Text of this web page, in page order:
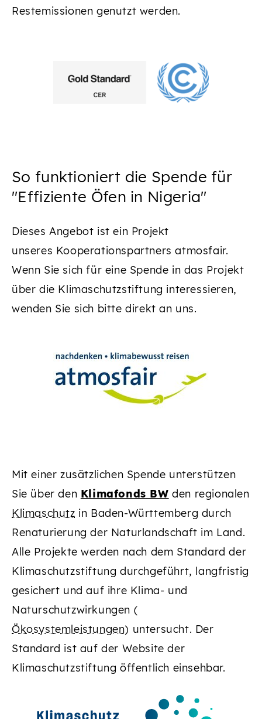
Restemissionen genutzt werden.
So funktioniert die Spende für
"Effiziente Öfen in Nigeria"
Dieses Angebot ist ein Projekt
unseres Kooperationspartners atmosfair.
Wenn Sie sich für eine Spende in das Projekt
über die Klimaschutzstiftung interessieren,
wenden Sie sich bitte direkt an uns.
Mit einer zusätzlichen Spende unterstützen
Sie über den Klimafonds BW den regionalen
Klimaschutz in Baden-Württemberg durch
Renaturierung der Naturlandschaft im Land.
Alle Projekte werden nach dem Standard der
Klimaschutzstiftung durchgeführt, langfristig
gesichert und auf ihre Klima- und
Naturschutzwirkungen (
Ökosystemleistungen) untersucht. Der
Standard ist auf der Website der
Klimaschutzstiftung öffentlich einsehbar.